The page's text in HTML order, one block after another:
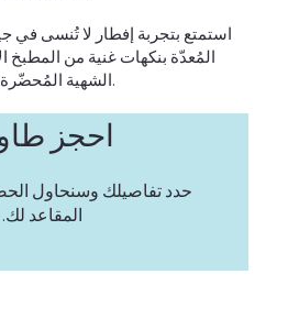
استمتع بتجربة إفطار لا تُنسى في
المُعدّة بنكهات غنية من المطبخ
الشهية المُحضّرة بمكونات طازجة وعضوية.
احجز
حدد تفاصيلك وسنحاول
المقاعد لك.